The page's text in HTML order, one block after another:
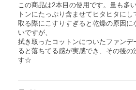
この商品は2本目の使用です。量も多
トンにたっぷり含ませてヒタヒタにし
取る際にこすりすぎると乾燥の原因に
いですが、
拭き取ったコットンについたファンデ
ると落ちてる感が実感でき、その後
す☆